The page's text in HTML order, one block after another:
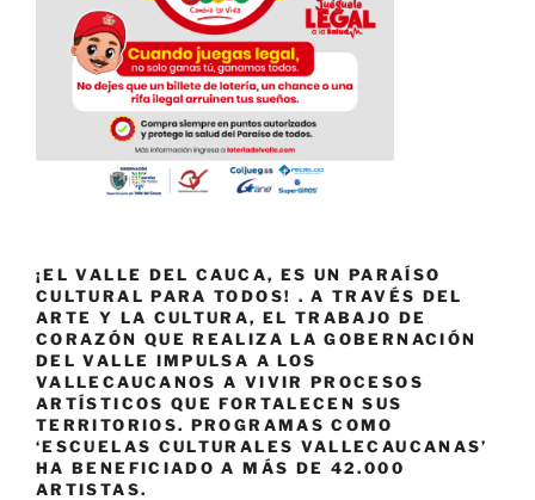
¡EL VALLE DEL CAUCA, ES UN PARAÍSO
CULTURAL PARA TODOS! . A TRAVÉS DEL
ARTE Y LA CULTURA, EL TRABAJO DE
CORAZÓN QUE REALIZA LA GOBERNACIÓN
DEL VALLE IMPULSA A LOS
VALLECAUCANOS A VIVIR PROCESOS
ARTÍSTICOS QUE FORTALECEN SUS
TERRITORIOS. PROGRAMAS COMO
‘ESCUELAS CULTURALES VALLECAUCANAS’
HA BENEFICIADO A MÁS DE 42.000
ARTISTAS.